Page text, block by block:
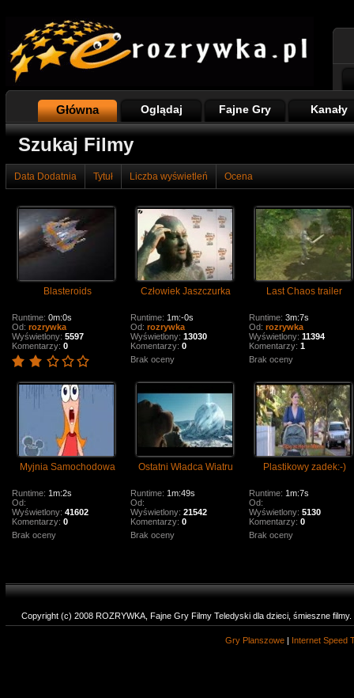
Główna Oglądaj Fajne Gry Kanały
Szukaj Filmy
Data Dodatnia Tytuł Liczba wyświetleń Ocena
Blasteroids
Runtime: 0m:0s
Od: rozrywka
Wyświetlony: 5597
Komentarzy: 0
Człowiek Jaszczurka
Runtime: 1m:-0s
Od: rozrywka
Wyświetlony: 13030
Komentarzy: 0
Brak oceny
Last Chaos trailer
Runtime: 3m:7s
Od: rozrywka
Wyświetlony: 11394
Komentarzy: 1
Brak oceny
Myjnia Samochodowa
Runtime: 1m:2s
Od:
Wyświetlony: 41602
Komentarzy: 0
Brak oceny
Ostatni Władca Wiatru
Runtime: 1m:49s
Od:
Wyświetlony: 21542
Komentarzy: 0
Brak oceny
Plastikowy zadek:-)
Runtime: 1m:7s
Od:
Wyświetlony: 5130
Komentarzy: 0
Brak oceny
Copyright (c) 2008 ROZRYWKA, Fajne Gry Filmy Teledyski dla dzieci, śmieszne
Gry Planszowe | Internet Speed